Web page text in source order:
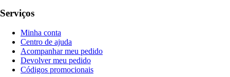
Serviços
Minha conta
Centro de ajuda
Acompanhar meu pedido
Devolver meu pedido
Códigos promocionais